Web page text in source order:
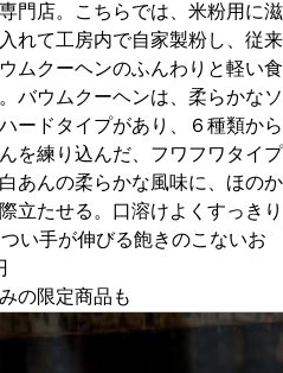
ブ
門店。こちらでは、米粉用に滋
れて工房内で自家製粉し、従来
ムクーヘンのふんわりと軽い食
バウムクーヘンは、柔らかなソ
ードタイプがあり、６種類から
を練り込んだ、フワフワタイプ
あんの柔らかな風味に、ほのか
立たせる。口溶けよくすっきり
い手が伸びる飽きのこないお
の限定商品も